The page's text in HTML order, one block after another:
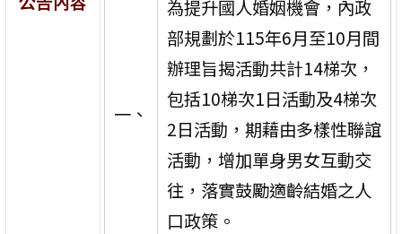
一、
為提升國人婚姻機會，內政
部規劃於115年6月至10月間
辦理旨揭活動共計14梯次，
包括10梯次1日活動及4梯次
2日活動，期藉由多樣性聯誼
活動，增加單身男女互動交
往，落實鼓勵適齡結婚之人
口政策。